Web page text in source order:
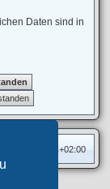
Daten sind in
sind UTC+02:00